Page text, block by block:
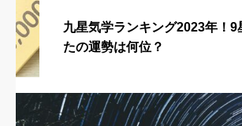
九星気学ランキング2023年！9
たの運勢は何位？